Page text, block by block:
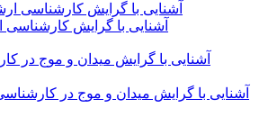
آشنایی با گرایش
آشنایی با گرایش میدان و موج در